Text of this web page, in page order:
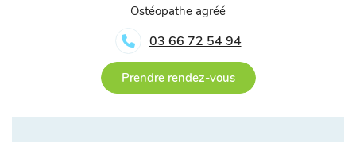
Ostéopathe agréé
03 66 72 54 94
Prendre rendez-vous